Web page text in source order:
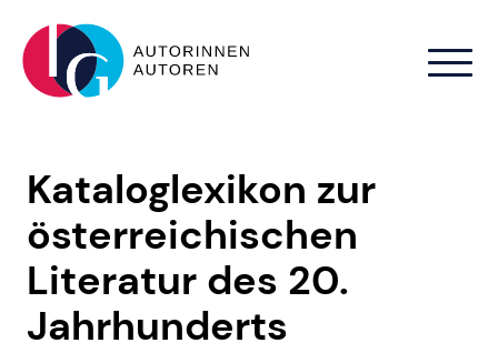
Kataloglexikon zur
österreichischen
Literatur des 20.
Jahrhunderts